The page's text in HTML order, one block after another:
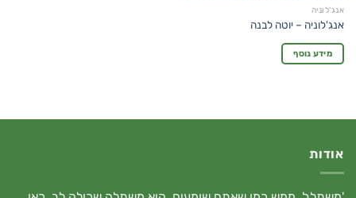
אנג'לוניה
אנג'לוניה – יוטה לבנה
מידע נוסף
אודות